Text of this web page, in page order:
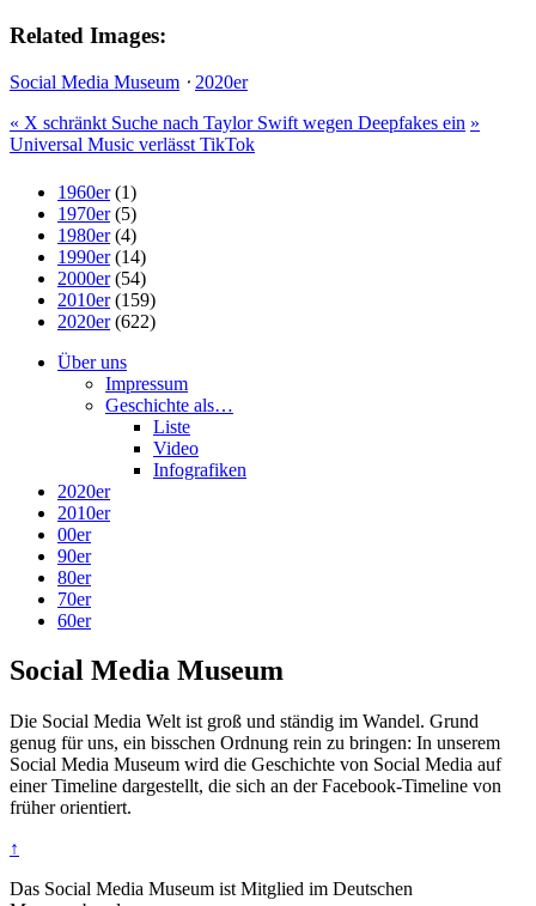
Related Images:
Social Media Museum ⋅ 2020er
« X schränkt Suche nach Taylor Swift wegen Deepfakes ein »
Universal Music verlässt TikTok
1960er(1)
1970er(5)
1980er(4)
1990er(14)
2000er(54)
2010er(159)
2020er(622)
Über uns
Impressum
Geschichte als…
Liste
Video
Infografiken
2020er
2010er
00er
90er
80er
70er
60er
Social Media Museum
Die Social Media Welt ist groß und ständig im Wandel. Grund
genug für uns, ein bisschen Ordnung rein zu bringen: In unserem
Social Media Museum wird die Geschichte von Social Media auf
einer Timeline dargestellt, die sich an der Facebook-Timeline von
früher orientiert.
↑
Das Social Media Museum ist Mitglied im Deutschen